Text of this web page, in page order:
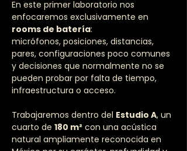
En este primer laboratorio nos
enfocaremos exclusivamente en
rooms de batería:
micrófonos, posiciones, distancias,
pares, configuraciones poco comunes
y decisiones que normalmente no se
pueden probar por falta de tiempo,
infraestructura o acceso.
Trabajaremos dentro del Estudio A, un
cuarto de 180 m² con una acústica
natural ampliamente reconocida en